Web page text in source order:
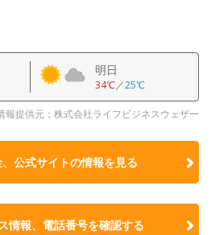
明日
34℃／25℃
報提供元：株式会社ライフビジネスウェザー
公式サイトの情報を見る
情報、電話番号を確認する